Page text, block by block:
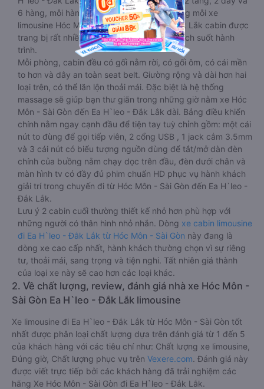
6 hàng, mỗi hàng là 2 cabin riêng biệt. Trong mỗi xe
limousine Hóc Môn - Sài Gòn Ea H`leo - Đắk Lắk cabin được
trang bị rất nhiều tiện ích phục vụ hành khách suốt hành
trình.
Mỗi phòng, cabin đều có gối nằm rời, có gối ôm, có cái mền
to hơn và dây an toàn seat belt. Giường rộng và dài hơn hai
loại trên, có thể lăn lộn thoải mái. Đặc biệt là hệ thống
massage sẽ giúp bạn thư giãn trong những giờ nằm xe Hóc
Môn - Sài Gòn đến Ea H`leo - Đắk Lắk dài. Bảng điều khiển
chính nằm ngay cạnh đầu để tiện tay tuỳ chỉnh gồm: một cái
nút to đùng để gọi tiếp viên, 2 cổng USB , 1 jack cắm 3.5mm
và 3 cái nút có biểu tượng nguồn dùng để tắt/mở dàn đèn
chính của buồng nằm chạy dọc trên đầu, đèn dưới chân và
màn hình tv có đầy đủ phim chuẩn HD phục vụ hành khách
giải trí trong chuyến đi từ Hóc Môn - Sài Gòn đến Ea H`leo -
Đắk Lắk.
Lưu ý 2 cabin cuối thường thiết kế nhỏ hơn phù hợp với
những người có thân hình nhỏ nhắn. Dòng xe cabin limousine
đi Ea H`leo - Đắk Lắk từ Hóc Môn - Sài Gòn này đang là
dòng xe cao cấp nhất, hành khách thường chọn vì sự riêng
tư, thoải mái, sang trọng và tiện nghi. Tất nhiên giá thành
của loại xe này sẽ cao hơn các loại khác.
2. Về chất lượng, review, đánh giá nhà xe Hóc Môn -
Sài Gòn Ea H`leo - Đắk Lắk limousine
Xe limousine đi Ea H`leo - Đắk Lắk từ Hóc Môn - Sài Gòn tốt
nhất được phân loại chất lượng dựa trên đánh giá từ 1 đến 5
của khách hàng với các tiêu chí như: Chất lượng xe limousine,
Đúng giờ, Chất lượng phục vụ trên Vexere.com. Đánh giá này
được viết trực tiếp bởi các khách hàng đã trải nghiệm các
hãng Xe Hóc Môn - Sài Gòn đi Ea H`leo - Đắk Lắk.